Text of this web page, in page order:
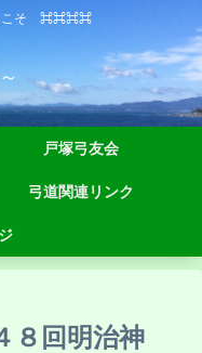
こそ ⌘⌘⌘⌘
戸塚弓友会
弓道関連リンク
８回明治神